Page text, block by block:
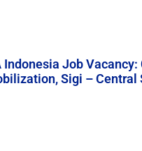
Indonesia Job
Sigi – Central